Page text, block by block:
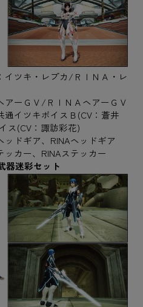
ツキ・レプカ/ＲＩＮＡ・レ
ーＧＶ/ＲＩＮＡヘアーＧＶ
イツキボイスＢ(CV：蒼井
ス(CV：諏訪彩花)
ドギア、RINAヘッドギア
カー、RINAステッカー
器迷彩セット